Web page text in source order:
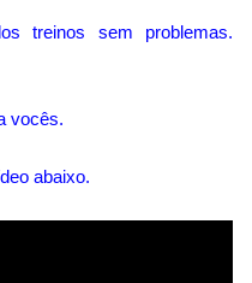
treinos sem problemas.
vocês.
abaixo.